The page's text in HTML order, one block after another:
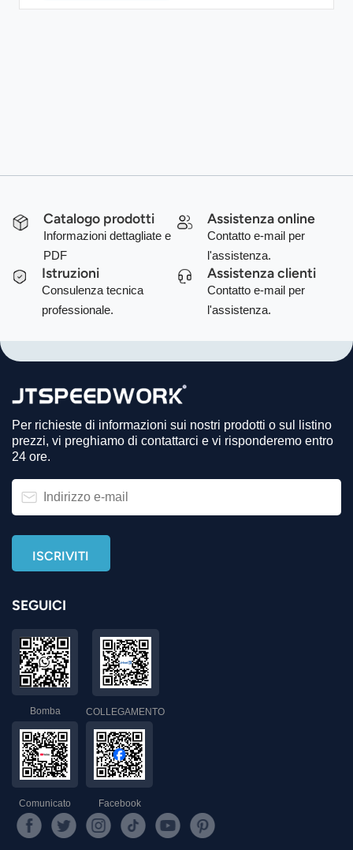
Catalogo prodotti
Informazioni dettagliate e
PDF
Assistenza online
Contatto e-mail per
l'assistenza.
Istruzioni
Consulenza tecnica
professionale.
Assistenza clienti
Contatto e-mail per
l'assistenza.
Per richieste di informazioni sui nostri prodotti o sul listino
prezzi, vi preghiamo di contattarci e vi risponderemo entro
24 ore.
SEGUICI
Bomba COLLEGAMENTO
Comunicato Facebook